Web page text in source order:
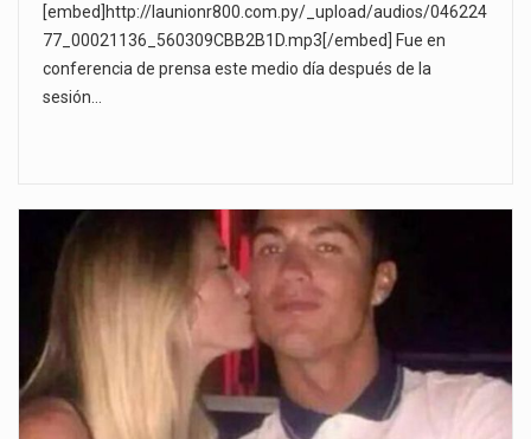
[embed]http://launionr800.com.py/_upload/audios/046224
77_00021136_560309CBB2B1D.mp3[/embed] Fue en
conferencia de prensa este medio día después de la
sesión…